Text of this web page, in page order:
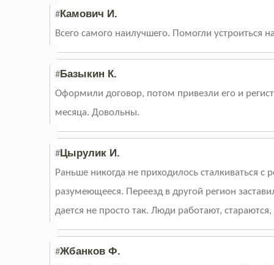
#Камович И.
Всего самого наилучшего. Помогли устроиться
#Базыкин К.
Оформили договор, потом привезли его и
месяца. Довольны.
#Цырулик И.
Раньше никогда не приходилось сталкиваться
разумеющееся. Переезд в другой регион
дается не просто так. Люди работают, стараются,
#Жбанков Ф.